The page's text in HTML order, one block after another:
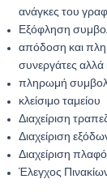
ανάγκες του
Εξόφληση
απόδοση και
συνεργάτες αλλά
πληρωμή
κλείσιμο ταμείου
Διαχείριση
Διαχείριση
Διαχείριση
Έλεγχος